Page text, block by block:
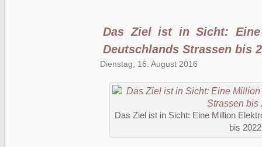
Das Ziel ist in Sicht:
Deutschlands Strassen bis
Dienstag, 16. August 2016
Das Ziel ist in Sicht: Eine Million
bis